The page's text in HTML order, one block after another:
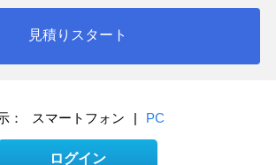
見積りスタート
： スマートフォン | PC
ログイン